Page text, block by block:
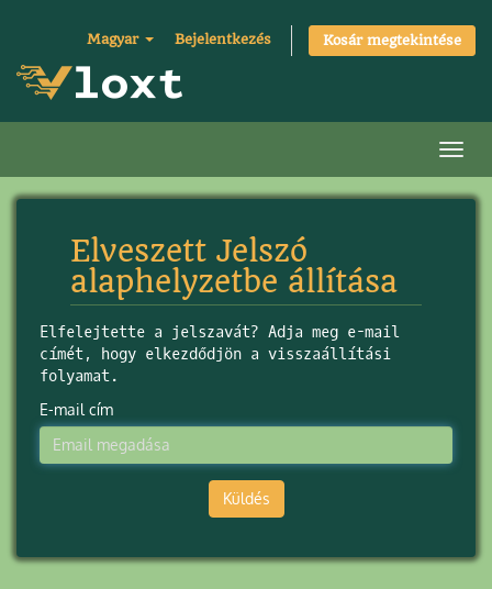
Magyar Bejelentkezés Kosár megtekintése
Elveszett Jelszó
alaphelyzetbe állítása
Elfelejtette a jelszavát? Adja meg e-mail
címét, hogy elkezdődjön a visszaállítási
folyamat.
E-mail cím
Küldés